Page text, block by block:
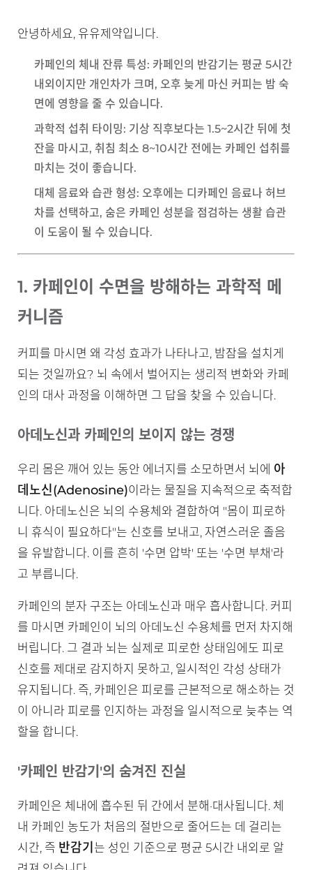
안녕하세요, 유유제약입니다.
카페인의 체내 잔류 특성: 카페인의 반감기는 평균 5시간
내외이지만 개인차가 크며, 오후 늦게 마신 커피는 밤 숙
면에 영향을 줄 수 있습니다.
과학적 섭취 타이밍: 기상 직후보다는 1.5~2시간 뒤에 첫
잔을 마시고, 취침 최소 8~10시간 전에는 카페인 섭취를
마치는 것이 좋습니다.
대체 음료와 습관 형성: 오후에는 디카페인 음료나 허브
차를 선택하고, 숨은 카페인 성분을 점검하는 생활 습관
이 도움이 될 수 있습니다.
1. 카페인이 수면을 방해하는 과학적 메
커니즘
커피를 마시면 왜 각성 효과가 나타나고, 밤잠을 설치게
되는 것일까요? 뇌 속에서 벌어지는 생리적 변화와 카페
인의 대사 과정을 이해하면 그 답을 찾을 수 있습니다.
아데노신과 카페인의 보이지 않는 경쟁
우리 몸은 깨어 있는 동안 에너지를 소모하면서 뇌에 아
데노신(Adenosine)이라는 물질을 지속적으로 축적합
니다. 아데노신은 뇌의 수용체와 결합하여 "몸이 피로하
니 휴식이 필요하다"는 신호를 보내고, 자연스러운 졸음
을 유발합니다. 이를 흔히 '수면 압박' 또는 '수면 부채'라
고 부릅니다.
카페인의 분자 구조는 아데노신과 매우 흡사합니다. 커피
를 마시면 카페인이 뇌의 아데노신 수용체를 먼저 차지해
버립니다. 그 결과 뇌는 실제로 피로한 상태임에도 피로
신호를 제대로 감지하지 못하고, 일시적인 각성 상태가
유지됩니다. 즉, 카페인은 피로를 근본적으로 해소하는 것
이 아니라 피로를 인지하는 과정을 일시적으로 늦추는 역
할을 합니다.
'카페인 반감기'의 숨겨진 진실
카페인은 체내에 흡수된 뒤 간에서 분해·대사됩니다. 체
내 카페인 농도가 처음의 절반으로 줄어드는 데 걸리는
시간, 즉 반감기 는 성인 기준으로 평균 5시간 내외로 알